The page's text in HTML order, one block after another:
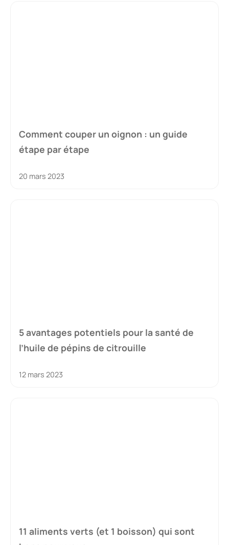
Comment couper un oignon : un guide
étape par étape
20 mars 2023
5 avantages potentiels pour la santé de
l’huile de pépins de citrouille
12 mars 2023
11 aliments verts (et 1 boisson) qui sont